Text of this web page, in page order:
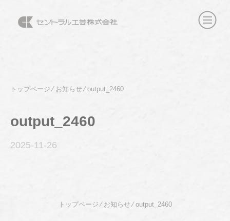
トップページ⁄ お知らせ⁄output_2460
output_2460
2025-11 -26
トップページ ⁄ お知らせ⁄output_2460